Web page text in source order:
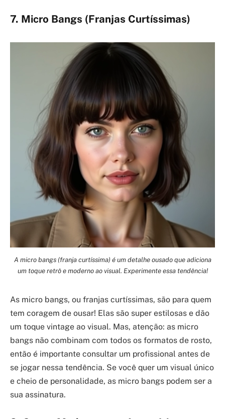
7. Micro Bangs (Franjas Curtíssimas)
A micro bangs (franja curtíssima) é um detalhe ousado que adiciona
um toque retrô e moderno ao visual. Experimente essa tendência!
As micro bangs, ou franjas curtíssimas, são para quem
tem coragem de ousar! Elas são super estilosas e dão
um toque vintage ao visual. Mas, atenção: as micro
bangs não combinam com todos os formatos de rosto,
então é importante consultar um profissional antes de
se jogar nessa tendência. Se você quer um visual único
e cheio de personalidade, as micro bangs podem ser a
sua assinatura.